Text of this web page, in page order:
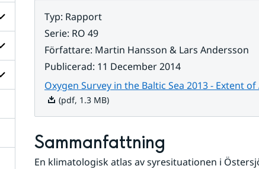
Typ: Rapport
Serie: RO 49
Författare: Martin Hansson & Lars Andersson
Publicerad: 11 December 2014
Oxygen Survey in the Baltic Sea 2013 - Extent
(pdf, 1.3 MB)
Sammanfattning
En klimatologisk atlas av syresituationen i